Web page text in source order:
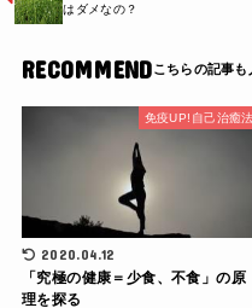
はダメなの？
RECOMMEND
免疫UP!自己治癒法
2020.04.12
「究極の健康＝少食、不食」の原
理を探る